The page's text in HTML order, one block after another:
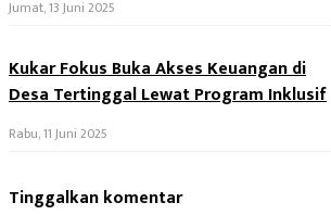
Jumat, 13 Juni 2025
Kukar Fokus Buka Akses Keuangan di
Desa Tertinggal Lewat Program Inklusif
Rabu, 11 Juni 2025
Tinggalkan komentar